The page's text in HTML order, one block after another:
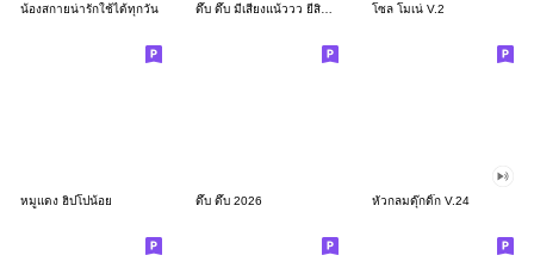
น้องสกายน่ารักใช้ได้ทุกวัน โซล โมเน่ V.2
หมูแดง ฮิปโปน้อย ดึ๊บ ดึ๊บ 2026 หัวกลมดุ๊กดิ๊ก V.24